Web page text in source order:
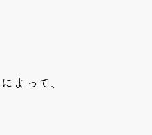
によって、